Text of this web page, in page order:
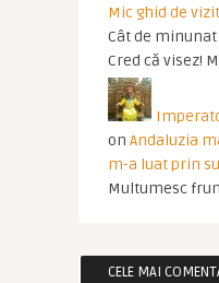
Mic ghid de
Cât de
Cred că visez!
on Andaluzia
m-a luat prin
Multumesc
CELE MAI